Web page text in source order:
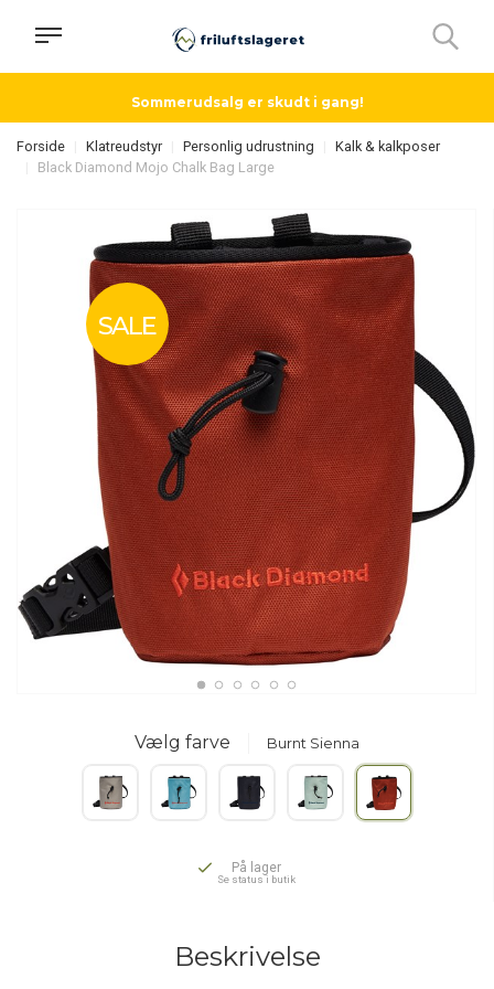
Sommerudsalg er skudt i gang!
Forside Klatreudstyr Personlig udrustning
Kalk & kalkposer
Black Diamond Mojo Chalk Bag Large
SALE
Vælg farve Burnt Sienna
På lager
Se status i butik
Beskrivelse